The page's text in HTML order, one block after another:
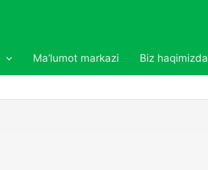
Ma’lumot markazi Biz haqimizda